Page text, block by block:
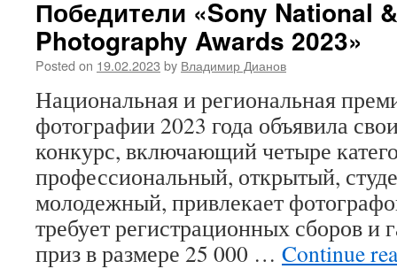
Победители «Sony National
Photography Awards 2023»
Posted on 19.02.2023 by Владимир Дианов
Национальная и региональная
фотографии 2023 года объявила
конкурс, включающий четыре
профессиональный, открытый,
молодежный, привлекает
требует регистрационных сборов и
приз в размере 25 000 … Continue